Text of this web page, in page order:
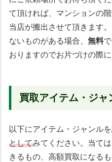
て頂ければ、マンションの
当店が搬出させて頂きます
ないものがある場合、無料
おりますのでお片づけの際
買取アイテム・ジャ
以下にアイテム・ジャンル
としてみてください。当て
きるもの、高額買取になる